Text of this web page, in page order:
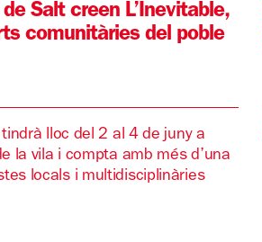
Salt creen L’Inevitable,
comunitàries del poble
lloc del 2 al 4 de juny a
la vila i compta amb més d’una
locals i multidisciplinàries